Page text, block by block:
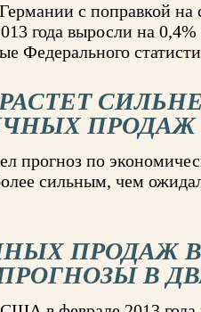
с поправкой на
года выросли на 0,4%
Федерального
ПРОДАЖ
прогноз по
сильным, чем
ПРОДАЖ
В